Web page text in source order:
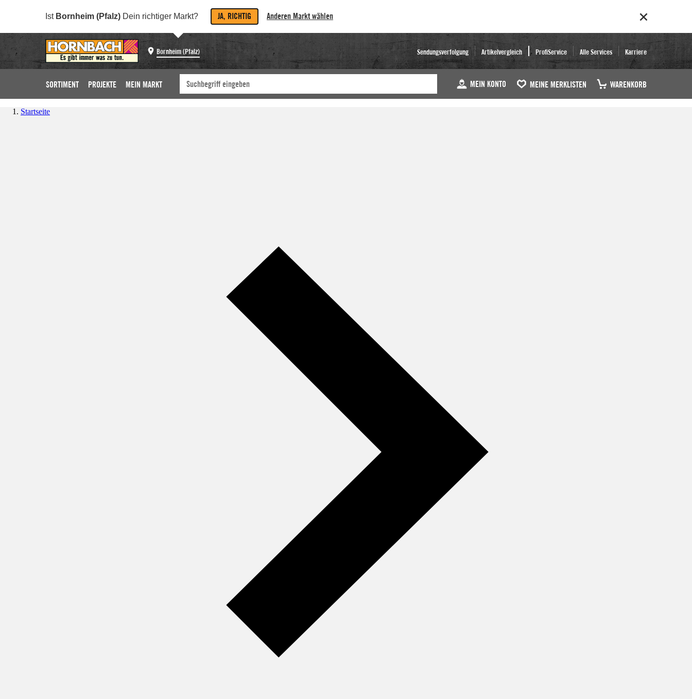
Ist Bornheim (Pfalz) Dein richtiger Markt? JA, RICHTIG Anderen Markt wählen
Bornheim (Pfalz) Sendungsverfolgung Artikelvergleich ProfiService Alle Services Karriere
SORTIMENT PROJEKTE MEIN MARKT MEIN KONTO MEINE MERKLISTEN WARENKORB
Startseite